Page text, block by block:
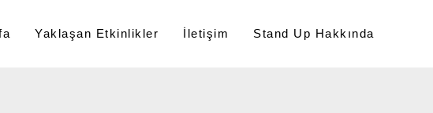
Yaklaşan Etkinlikler İletişim Stand Up Hakkında